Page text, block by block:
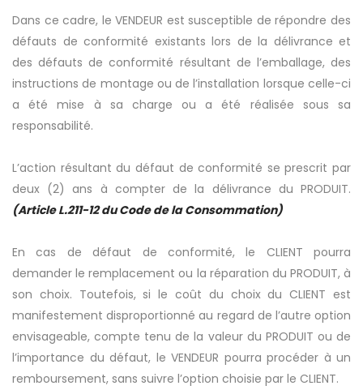
Dans ce cadre, le VENDEUR est susceptible de répondre des
défauts de conformité existants lors de la délivrance et
des défauts de conformité résultant de l’emballage, des
instructions de montage ou de l’installation lorsque celle-ci
a été mise à sa charge ou a été réalisée sous sa
responsabilité.
L’action résultant du défaut de conformité se prescrit par
deux (2) ans à compter de la délivrance du PRODUIT.
(Article L.211-12 du Code de la Consommation)
En cas de défaut de conformité, le CLIENT pourra
demander le remplacement ou la réparation du PRODUIT, à
son choix. Toutefois, si le coût du choix du CLIENT est
manifestement disproportionné au regard de l’autre option
envisageable, compte tenu de la valeur du PRODUIT ou de
l’importance du défaut, le VENDEUR pourra procéder à un
remboursement, sans suivre l’option choisie par le CLIENT.